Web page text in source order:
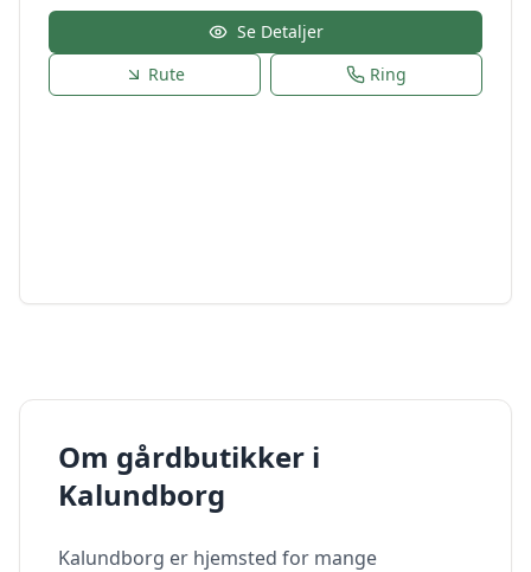
Se Detaljer
Rute
Ring
Om gårdbutikker i
Kalundborg
Kalundborg er hjemsted for mange